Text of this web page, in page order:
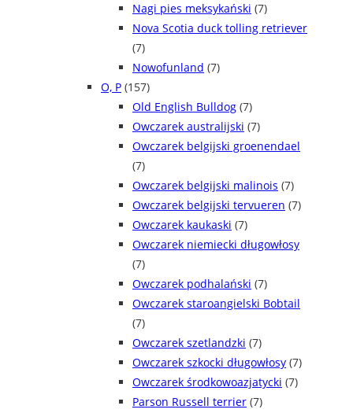
Nagi pies meksykański (7)
Nova Scotia duck tolling retriever
(7)
Nowofunland (7)
O, P (157)
Old English Bulldog (7)
Owczarek australijski (7)
Owczarek belgijski groenendael
(7)
Owczarek belgijski malinois (7)
Owczarek belgijski tervueren (7)
Owczarek kaukaski (7)
Owczarek niemiecki długowłosy
(7)
Owczarek podhalański (7)
Owczarek staroangielski Bobtail
(7)
Owczarek szetlandzki (7)
Owczarek szkocki długowłosy (7)
Owczarek środkowoazjatycki (7)
Parson Russell terrier (7)